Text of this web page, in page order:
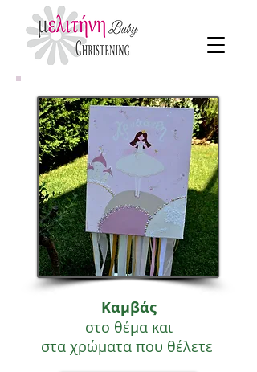
Καμβάς
στο θέμα και
στα χρώματα που θέλετε